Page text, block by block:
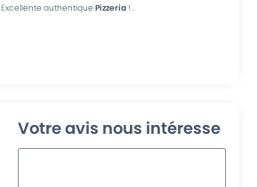
Excellente authentiquePizzeria !...
Votre avis nous intéresse